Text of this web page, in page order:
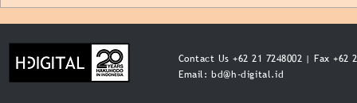
Contact Us +62 21 7248002 | Fax +62
Email:bd@h-digital.id